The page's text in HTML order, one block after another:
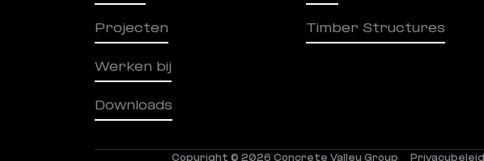
Projecten
Werken bij
Downloads
Timber Structures
Copyright © 2026 Concrete Valley Group Privacybeleid